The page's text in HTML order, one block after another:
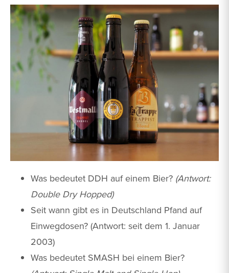
Was bedeutet DDH auf einem Bier? (Antwort:
Double Dry Hopped)
Seit wann gibt es in Deutschland Pfand auf
Einwegdosen? (Antwort: seit dem 1. Januar
2003)
Was bedeutet SMASH bei einem Bier?